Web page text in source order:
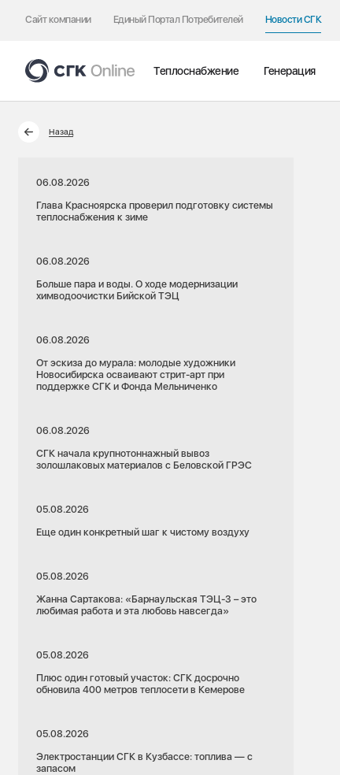
Сайт компании Единый Портал Потребителей Новости СГК
Теплоснабжение Генерация
Назад
06.08.2026
Глава Красноярска проверил подготовку системы
теплоснабжения к зиме
06.08.2026
Больше пара и воды. О ходе модернизации
химводоочистки Бийской ТЭЦ
06.08.2026
От эскиза до мурала: молодые художники
Новосибирска осваивают стрит-арт при
поддержке СГК и Фонда Мельниченко
06.08.2026
СГК начала крупнотоннажный вывоз
золошлаковых материалов с Беловской ГРЭС
05.08.2026
Еще один конкретный шаг к чистому воздуху
05.08.2026
Жанна Сартакова: «Барнаульская ТЭЦ-3 – это
любимая работа и эта любовь навсегда»
05.08.2026
Плюс один готовый участок: СГК досрочно
обновила 400 метров теплосети в Кемерове
05.08.2026
Электростанции СГК в Кузбассе: топлива — с
запасом